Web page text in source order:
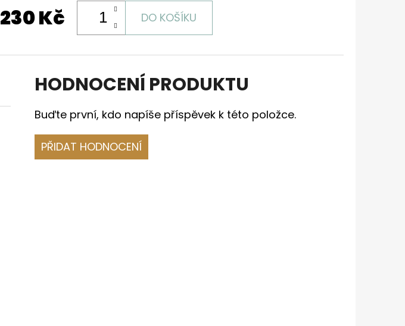
230 Kč DO KOŠÍKU
HODNOCENÍ PRODUKTU
Buďte první, kdo napíše příspěvek k této položce.
PŘIDAT HODNOCENÍ